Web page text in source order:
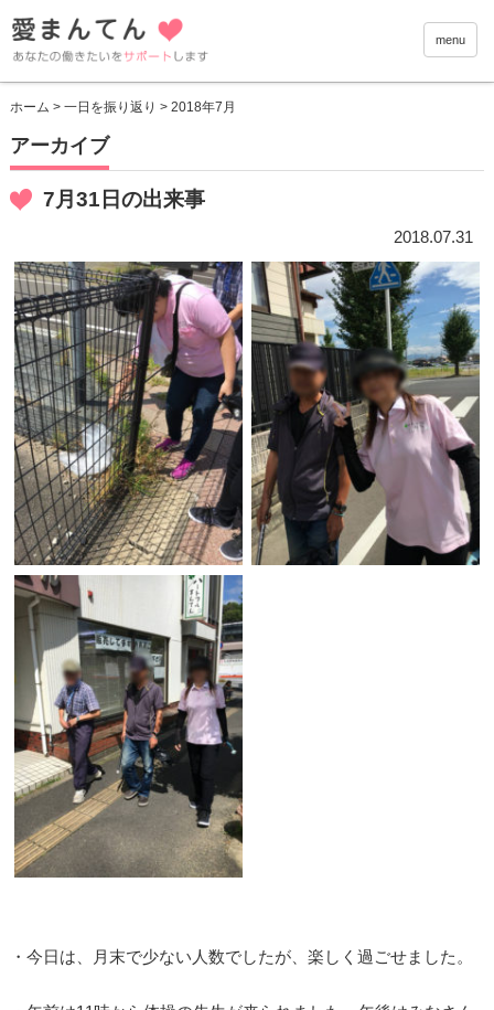
愛まん
menu
ホーム > 一日を振り返り > 2018年7月
アーカイブ
7月31日の出来事
2018.07.31
・今日は、月末で少ない人数でしたが、楽しく過ごせました。